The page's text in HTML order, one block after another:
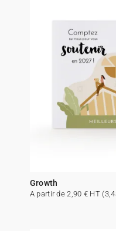
Growth
A partir de 2,90 € HT